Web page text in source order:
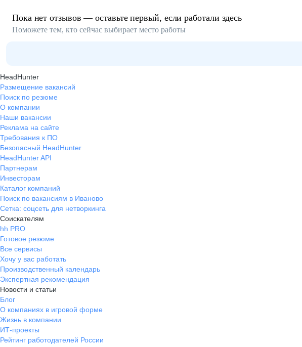
Пока нет отзывов — оставьте первый, если работали здесь
Поможете тем, кто сейчас выбирает место работы
HeadHunter
Размещение вакансий
Поиск по резюме
О компании
Наши вакансии
Реклама на сайте
Требования к ПО
Безопасный HeadHunter
HeadHunter API
Партнерам
Инвесторам
Каталог компаний
Поиск по вакансиям в Иваново
Сетка: соцсеть для нетворкинга
Соискателям
hh PRO
Готовое резюме
Все сервисы
Хочу у вас работать
Производственный календарь
Экспертная рекомендация
Новости и статьи
Блог
О компаниях в игровой форме
Жизнь в компании
ИТ-проекты
Рейтинг работодателей России